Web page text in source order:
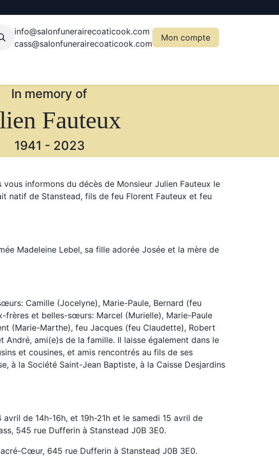
info@salonfunerairecoaticook.com
cass@salonfunerairecoaticook.com
Mon compte
In memory of
Fauteux
1941 - 2023
vous informons du décès de Monsieur Julien Fauteux le
natif de Stanstead, fils de feu Florent Fauteux et feu
Madeleine Lebel, sa fille adorée Josée et la mère de
Camille (Jocelyne), Marie-Paule, Bernard (feu
frères et belles-sœurs: Marcel (Murielle), Marie-Paule
(Marie-Marthe), feu Jacques (feu Claudette), Robert
André, ami(e)s de la famille. Il laisse également dans le
et cousines, et amis rencontrés au fils de ses
à la Société Saint-Jean Baptiste, à la Caisse Desjardins
de 14h-16h, et 19h-21h et le samedi 15 avril de
545 rue Dufferin à Stanstead J0B 3E0.
Cœur, 645 rue Dufferin à Stanstead J0B 3E0.